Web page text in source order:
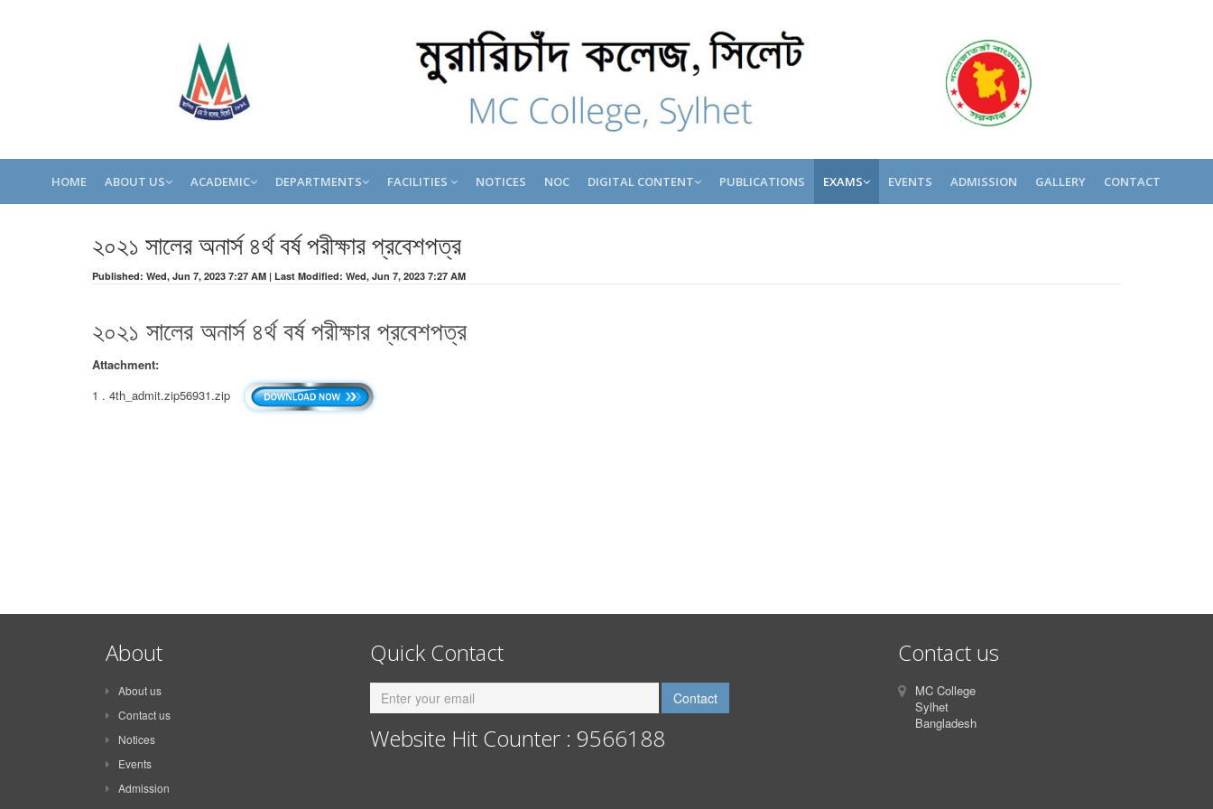
HOME ABOUT US ACADEMIC DEPARTMENTS FACILITIES NOTICES NOC DIGITAL CONTENT PUBLICATIONS EXAMS EVENTS ADMISSION GALLERY CONTACT
২০২১ সালের অনার্স ৪র্থ বর্ষ পরীক্ষার প্রবেশপত্র
Published: Wed, Jun 7, 2023 7:27 AM | Last Modified: Wed, Jun 7, 2023 7:27 AM
২০২১ সালের অনার্স ৪র্থ বর্ষ পরীক্ষার প্রবেশপত্র
Attachment:
1 . 4th_admit.zip56931.zip
About
About us
Contact us
Notices
Events
Admission
Quick Contact
Website Hit Counter : 9566188
Contact us
MC College
Sylhet
Bangladesh